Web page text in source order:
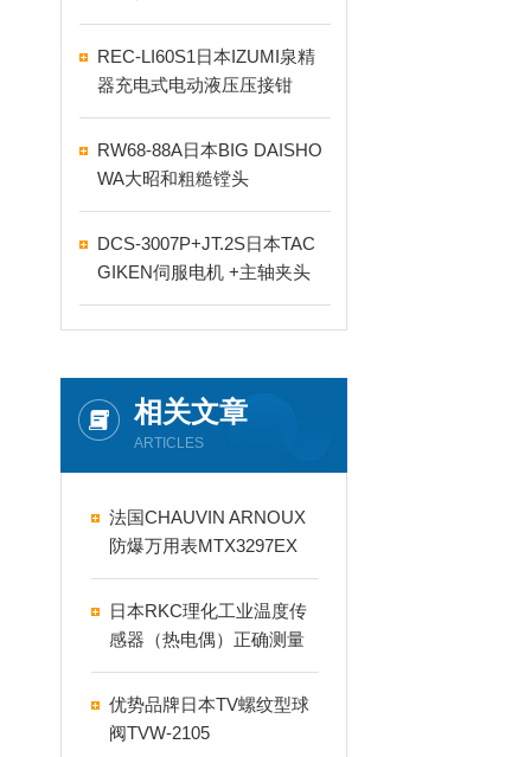
REC-LI60S1日本IZUMI泉精
器充电式电动液压压接钳
RW68-88A日本BIG DAISHO
WA大昭和粗糙镗头
DCS-3007P+JT.2S日本TAC
GIKEN伺服电机 +主轴夹头
相关文章
ARTICLES
法国CHAUVIN ARNOUX
防爆万用表MTX3297EX
日本RKC理化工业温度传
感器（热电偶）正确测量
温度的要点
优势品牌日本TV螺纹型球
阀TVW-2105